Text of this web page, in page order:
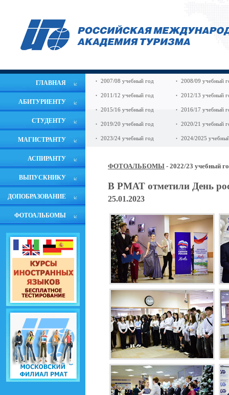
ГЛАВНАЯ
АБИТУРИЕНТУ
СТУДЕНТУ
МАГИСТРАНТУ
АСПИРАНТУ
ВЫПУСКНИКУ
ДОПОБРАЗОВАНИЕ
ФОТОАЛЬБОМЫ
2007/08 учебный год 2008/09 учебный
2011/12 учебный год 2012/13 учебный
2015/16 учебный год 2016/17 учебный
2019/20 учебный год 2020/21 учебный
2023/24 учебный год 2024/2025
ФОТОАЛЬБОМЫ - 2022/23 учебный
В РМАТ отметили День
25.01.2023